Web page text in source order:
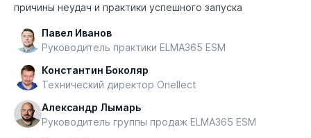
причины неудач и практики успешного запуска
Павел Иванов
Руководитель практики ELMA365 ESM
Константин Боколяр
Технический директор Onellect
Александр Лымарь
Руководитель группы продаж ELMA365 ESM